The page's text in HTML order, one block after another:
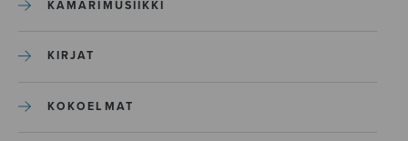
KAMARIMUSIIKKI
KIRJAT
KOKOELMAT